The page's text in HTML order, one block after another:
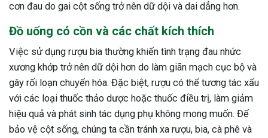
cơn đau do gai cột sống trở nên dữ dội và dai dẳng hơn.
Đồ uống có cồn và các chất kích thích
Việc sử dụng rượu bia thường khiến tình trạng đau nhức
xương khớp trở nên dữ dội hơn do làm giãn mạch cục bộ và
gây rối loạn chuyển hóa. Đặc biệt, rượu có thể tương tác xấu
với các loại thuốc thảo dược hoặc thuốc điều trị, làm giảm
hiệu quả và phát sinh tác dụng phụ không mong muốn. Để
bảo vệ cột sống, chúng ta cần tránh xa rượu, bia, cà phê và